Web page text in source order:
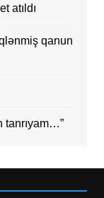
atıldı
qanun
tanrıyam…”